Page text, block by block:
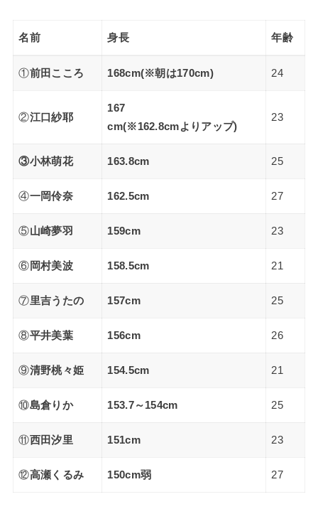
名前 身長 年齢
①前田こころ 168cm(※朝は170cm) 24
②江口紗耶
167
cm(※162.8cmよりアップ)
23
③小林萌花 163.8cm 25
④一岡伶奈 162.5cm 27
⑤山崎夢羽 159cm 23
⑥ 岡村美波 158.5cm 21
⑦里吉うたの 157cm 25
⑧平井美葉 156cm 26
⑨清野桃々姫 154.5cm 21
⑩島倉りか 153.7～154cm 25
⑪西田汐里 151cm 23
⑫高瀬くるみ 150cm弱 27